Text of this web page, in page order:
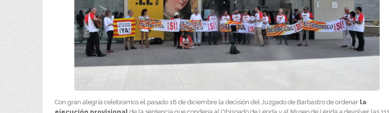
Con gran alegría celebramos el pasado 18 de diciembre la decisión del Juzgado de Barbastro de ordenar la